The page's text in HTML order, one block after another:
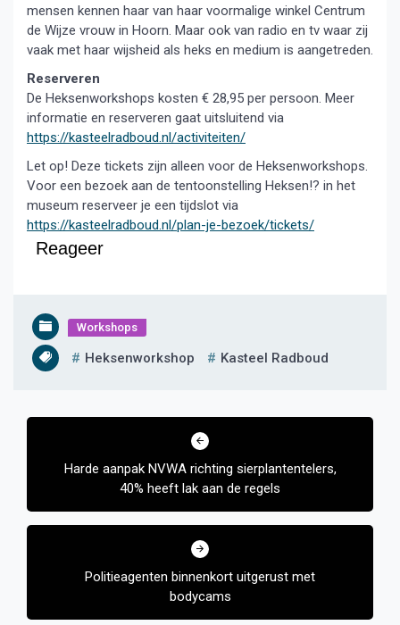
mensen kennen haar van haar voormalige winkel Centrum
de Wijze vrouw in Hoorn. Maar ook van radio en tv waar zij
vaak met haar wijsheid als heks en medium is aangetreden.
Reserveren
De Heksenworkshops kosten € 28,95 per persoon. Meer
informatie en reserveren gaat uitsluitend via
https://kasteelradboud.nl/activiteiten/
Let op! Deze tickets zijn alleen voor de Heksenworkshops.
Voor een bezoek aan de tentoonstelling Heksen!? in het
museum reserveer je een tijdslot via
https://kasteelradboud.nl/plan-je-bezoek/tickets/
Reageer
Workshops
Heksenworkshop Kasteel Radboud
Bericht
Harde aanpak NVWA richting sierplantentelers,
40% heeft lak aan de regels
Politieagenten binnenkort uitgerust met
bodycams